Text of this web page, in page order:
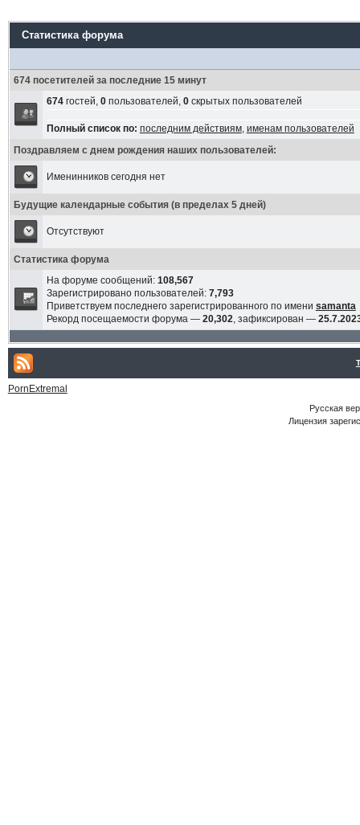
Статистика форума
674 посетителей за последние 15 минут
674гостей, 0пользователей, 0скрытых пользователей
Полный список по: последним действиям, именам пользователей
Поздравляем с днем рождения наших пользователей:
Именинников сегодня нет
Будущие календарные события (в пределах 5 дней)
Отсутствуют
Статистика форума
На форуме сообщений: 108,567
Зарегистрировано пользователей: 7,793
Приветствуем последнего зарегистрированного по имени samanta
Рекорд посещаемости форума — 20,302, зафиксирован —
PornExtremal
Русская
Лицензия